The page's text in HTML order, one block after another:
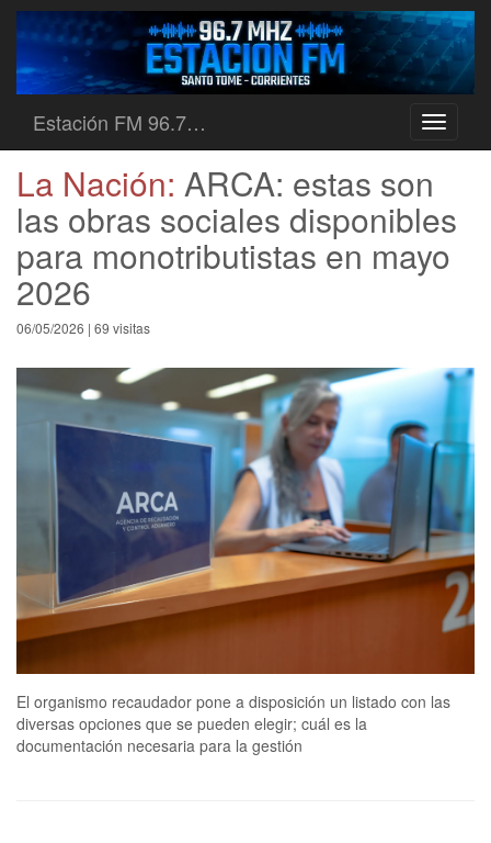
Toggle
Estación FM 96.7…
La Nación: ARCA: estas son
las obras sociales disponibles
para monotributistas en mayo
2026
06/05/2026 | 69 visitas
El organismo recaudador pone a disposición un listado con las
diversas opciones que se pueden elegir; cuál es la
documentación necesaria para la gestión